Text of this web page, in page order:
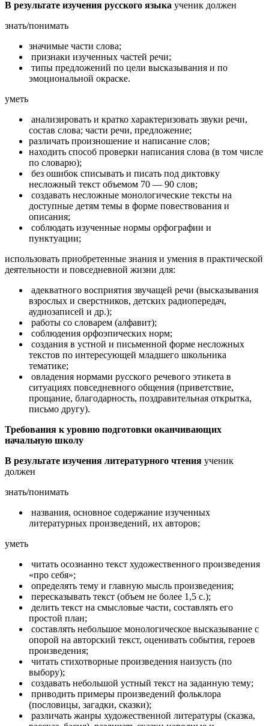
В результате изучения русского языка ученик должен
знать/понимать
значимые части слова;
признаки изученных частей речи;
типы предложений по цели высказывания и по
эмоциональной окраске.
уметь
анализировать и кратко характеризовать звуки речи,
состав слова; части речи, предложение;
различать произношение и написание слов;
находить способ проверки написания слова (в том числе
по словарю);
без ошибок списывать и писать под диктовку
несложный текст объемом 70 — 90 слов;
создавать несложные монологические тексты на
доступные детям темы в форме повествования и
описания;
соблюдать изученные нормы орфографии и
пунктуации;
использовать приобретенные знания и умения в практической
деятельности и повседневной жизни для:
адекватного восприятия звучащей речи (высказывания
взрослых и сверстников, детских радиопередач,
аудиозаписей и др.);
работы со словарем (алфавит);
соблюдения орфоэпических норм;
создания в устной и письменной форме несложных
текстов по интересующей младшего школьника
тематике;
овладения нормами русского речевого этикета в
ситуациях повседневного общения (приветствие,
прощание, благодарность, поздравительная открытка,
письмо другу).
Требования к уровню подготовки оканчивающих
начальную школу
В результате изучения литературного чтения ученик
должен
знать/понимать
названия, основное содержание изученных
литературных произведений, их авторов;
уметь
читать осознанно текст художественного произведения
«про себя»;
определять тему и главную мысль произведения;
пересказывать текст (объем не более 1,5 с.);
делить текст на смысловые части, составлять его
простой план;
составлять небольшое монологическое высказывание с
опорой на авторский текст, оценивать события, героев
произведения;
читать стихотворные произведения наизусть (по
выбору);
создавать небольшой устный текст на заданную тему;
приводить примеры произведений фольклора
(пословицы, загадки, сказки);
различать жанры художественной литературы (сказка,